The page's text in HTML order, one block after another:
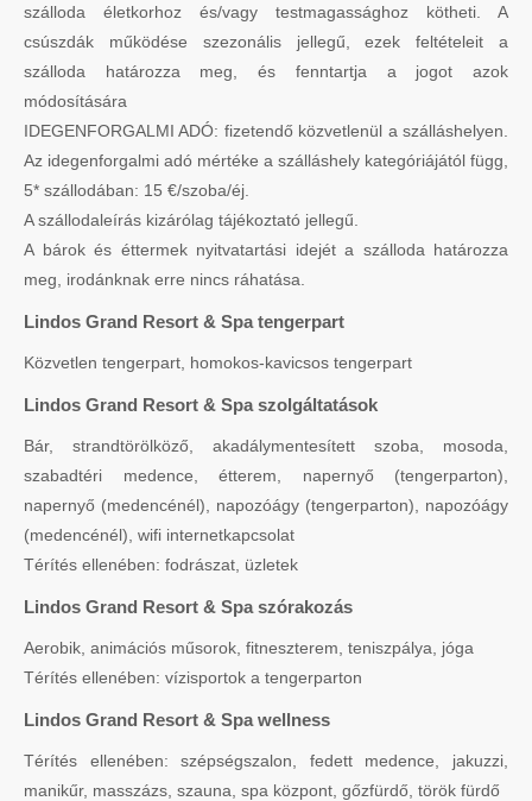
szálloda életkorhoz és/vagy testmagassághoz kötheti. A
csúszdák működése szezonális jellegű, ezek feltételeit a
szálloda határozza meg, és fenntartja a jogot azok
módosítására
IDEGENFORGALMI ADÓ: fizetendő közvetlenül a szálláshelyen.
Az idegenforgalmi adó mértéke a szálláshely kategóriájától függ,
5* szállodában: 15 €/szoba/éj.
A szállodaleírás kizárólag tájékoztató jellegű.
A bárok és éttermek nyitvatartási idejét a szálloda határozza
meg, irodánknak erre nincs ráhatása.
Lindos Grand Resort & Spa tengerpart
Közvetlen tengerpart, homokos-kavicsos tengerpart
Lindos Grand Resort & Spa szolgáltatások
Bár, strandtörölköző, akadálymentesített szoba, mosoda,
szabadtéri medence, étterem, napernyő (tengerparton),
napernyő (medencénél), napozóágy (tengerparton), napozóágy
(medencénél), wifi internetkapcsolat
Térítés ellenében: fodrászat, üzletek
Lindos Grand Resort & Spa szórakozás
Aerobik, animációs műsorok, fitneszterem, teniszpálya, jóga
Térítés ellenében: vízisportok a tengerparton
Lindos Grand Resort & Spa wellness
Térítés ellenében: szépségszalon, fedett medence, jakuzzi,
manikűr, masszázs, szauna, spa központ, gőzfürdő, török fürdő